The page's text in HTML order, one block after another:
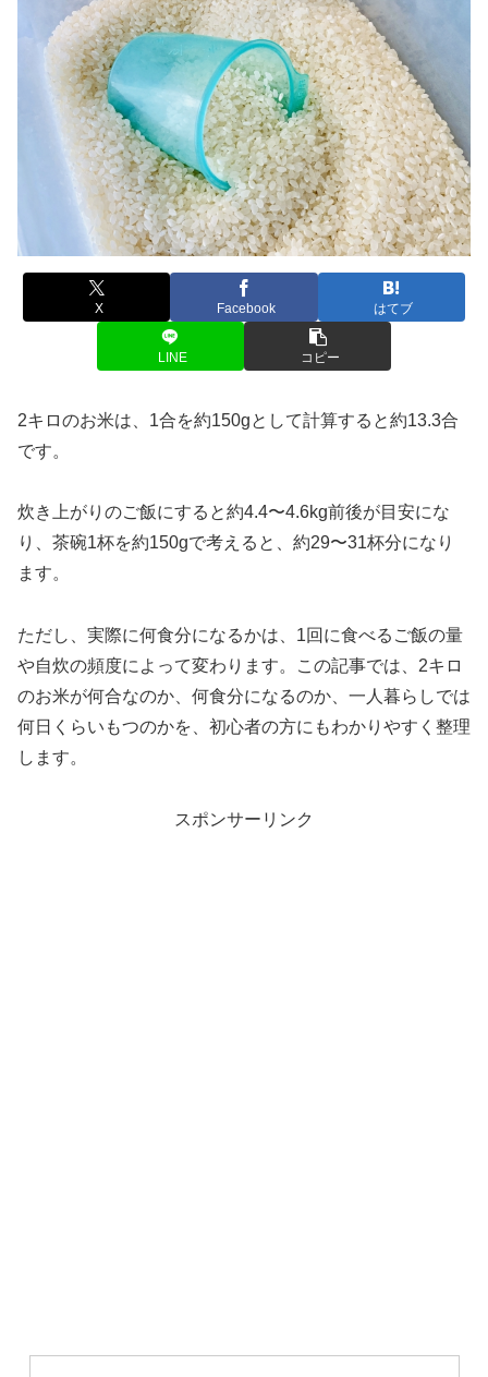
X Facebook はてブ
LINE コピー
2キロのお米は、1合を約150gとして計算すると約13.3合
です。
炊き上がりのご飯にすると約4.4〜4.6kg前後が目安にな
り、茶碗1杯を約150gで考えると、約29〜31杯分になり
ます。
ただし、実際に何食分になるかは、1回に食べるご飯の量
や自炊の頻度によって変わります。この記事では、2キロ
のお米が何合なのか、何食分になるのか、一人暮らしでは
何日くらいもつのかを、初心者の方にもわかりやすく整理
します。
スポンサーリンク